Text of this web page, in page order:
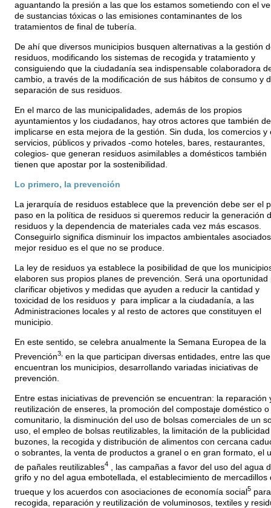
aguantando la presión a las que los estamos sometiendo con el
de sustancias tóxicas o las emisiones contaminantes de los
tratamientos de final de tubería.
De ahí que diversos municipios busquen alternativas a la gestión
residuos, modificando los sistemas de recogida y tratamiento y
consiguiendo que la ciudadanía sea indispensable colaboradora
cambio, a través de la modificación de sus hábitos de consumo y
separación de sus residuos.
En el marco de las municipalidades, además de los propios
ayuntamientos y los ciudadanos, hay otros actores que también
implicarse en esta mejora de la gestión. Sin duda, los comercios y
servicios, públicos y privados -como hoteles, bares, restaurantes,
colegios- que generan residuos asimilables a domésticos también
tienen que apostar por la sostenibilidad.
Lo primero, la prevención
La jerarquía de residuos establece que la prevención debe ser el
paso en la política de residuos si queremos reducir la generación
residuos y la dependencia de materiales cada vez más escasos.
Conseguirlo significa disminuir los impactos ambientales
mejor residuo es el que no se produce.
La ley de residuos ya establece la posibilidad de que los
elaboren sus propios planes de prevención. Será una oportunidad
clarificar objetivos y medidas que ayuden a reducir la cantidad y
toxicidad de los residuos y para implicar a la ciudadanía, a las
Administraciones locales y al resto de actores que constituyen el
municipio.
En este sentido, se celebra anualmente la Semana Europea de la
Prevención3, en la que participan diversas entidades, entre las
encuentran los municipios, desarrollando variadas iniciativas de
prevención.
Entre estas iniciativas de prevención se encuentran: la reparación
reutilización de enseres, la promoción del compostaje doméstico o
comunitario, la disminución del uso de bolsas comerciales de un
uso, el empleo de bolsas reutilizables, la limitación de la
buzones, la recogida y distribución de alimentos con cercana
o sobrantes, la venta de productos a granel o en gran formato, el
de pañales reutilizables4, las campañas a favor del uso del agua
grifo y no del agua embotellada, el establecimiento de mercadillos
trueque y los acuerdos con asociaciones de economía social 5
recogida, reparación y reutilización de voluminosos, textiles y